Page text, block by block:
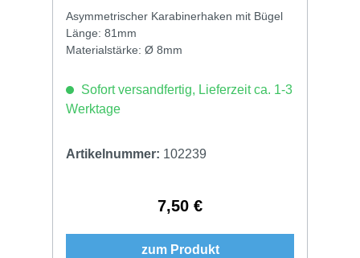
Asymmetrischer Karabinerhaken mit Bügel
Länge: 81mm
Materialstärke: Ø 8mm
Sofort versandfertig, Lieferzeit ca. 1-3
Werktage
Artikelnummer: 102239
Regulärer Preis:
7,50 €
zum Produkt